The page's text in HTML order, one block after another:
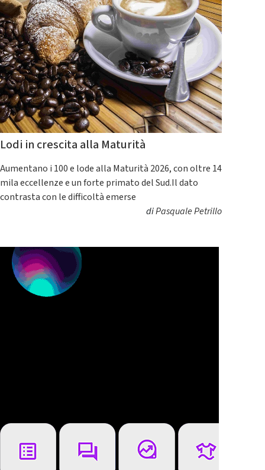
Lodi in crescita alla Maturità
Aumentano i 100 e lode alla Maturità 2026, con oltre 14
mila eccellenze e un forte primato del Sud.Il dato
contrasta con le difficoltà emerse
diPasquale Petrillo